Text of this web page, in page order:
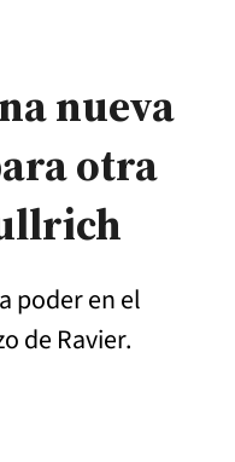
nueva
otra
poder en el
de Ravier.